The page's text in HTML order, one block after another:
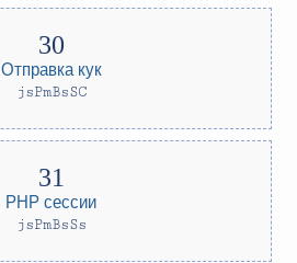
Отправка кук
jsPmBsSC
PHP сессии
jsPmBsSs